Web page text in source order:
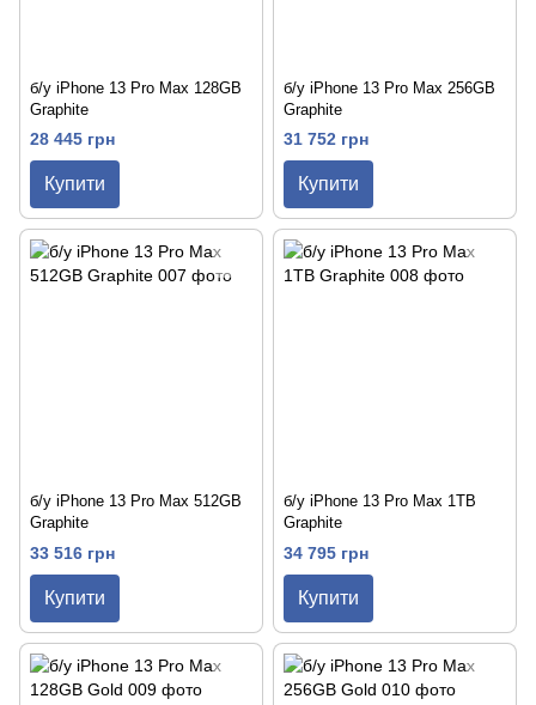
б/у iPhone 13 Pro Max 128GB
Graphite
28 445 грн
Купити
б/у iPhone 13 Pro Max 256GB
Graphite
31 752 грн
Купити
б/у iPhone 13 Pro Max 512GB
Graphite
33 516 грн
Купити
б/у iPhone 13 Pro Max 1TB
Graphite
34 795 грн
Купити